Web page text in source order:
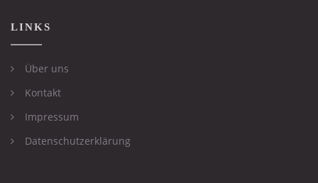
LINKS
Über uns
Kontakt
Impressum
Datenschutzerklärung